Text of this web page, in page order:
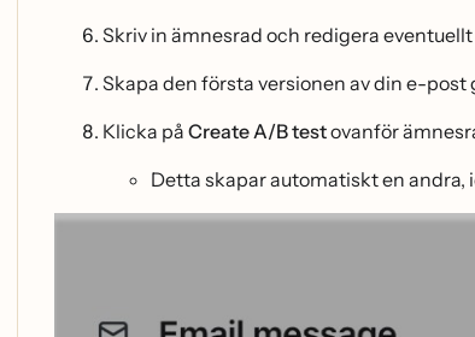
Skriv in ämnesrad och redigera
Skapa den första versionen av din e-
Klicka på Create A/B testovanför
Detta skapar automatiskt en